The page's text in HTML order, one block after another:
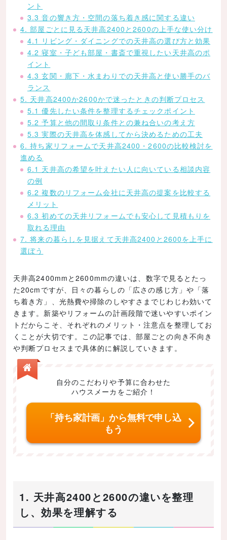
ント
3.3 音の響き方・空間の落ち着き感に関する違い
4. 部屋ごとに見る天井高2400と2600の上手な使い分け
4.1 リビング・ダイニングでの天井高の選び方と効果
4.2 寝室・子ども部屋・書斎で重視したい天井高のポ
イント
4.3 玄関・廊下・水まわりでの天井高と使い勝手のバ
ランス
5. 天井高2400か2600かで迷ったときの判断プロセス
5.1 優先したい条件を整理するチェックポイント
5.2 予算と他の間取り条件との兼ね合いの考え方
5.3 実際の天井高を体感してから決めるための工夫
6. 持ち家リフォームで天井高2400・2600の比較検討を
進める
6.1 天井高の希望を叶えたい人に向いている相談内容
の例
6.2 複数のリフォーム会社に天井高の提案を比較する
メリット
6.3 初めての天井リフォームでも安心して見積もりを
取れる理由
7. 将来の暮らしを見据えて天井高2400と2600を上手に
選ぼう
天井高2400mmと2600mmの違いは、数字で見るとたっ
た20cmですが、日々の暮らしの「広さの感じ方」や「落
ち着き方」、光熱費や掃除のしやすさまでじわじわ効いて
きます。新築やリフォームの計画段階で迷いやすいポイン
トだからこそ、それぞれのメリット・注意点を整理してお
くことが大切です。この記事では、部屋ごとの向き不向き
や判断プロセスまで具体的に解説していきます。
自分のこだわりや予算に合わせた
ハウスメーカをご紹介！
「持ち家計画」から無料で申し込
もう
1. 天井高2400と2600の違いを整理
し、効果を理解する